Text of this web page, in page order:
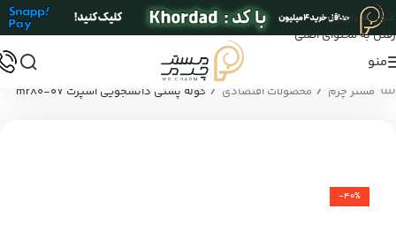
عبور به ناوبری
رفتن به محتوای اصلی
منو
مستر چرم / محصولات اقتصادی / کوله پشتی دانشجویی اسپرت mr80-07
-40%